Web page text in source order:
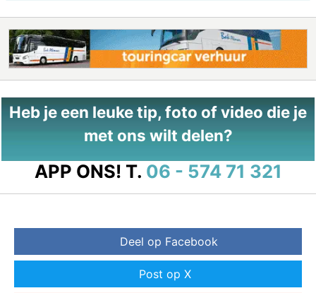
Heb je een leuke tip, foto of video die je
met ons wilt delen?
APP ONS! T. 06 - 574 71 321
Deel op Facebook
Post op X